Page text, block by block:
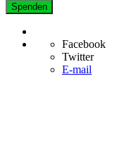
Spenden
Facebook
Twitter
E-mail